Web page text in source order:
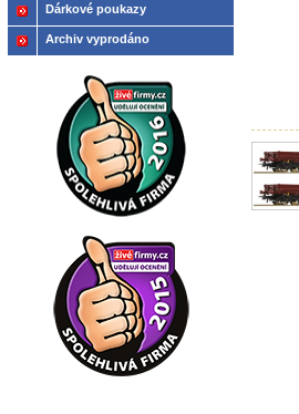
Dárkové poukazy
Archiv vyprodáno